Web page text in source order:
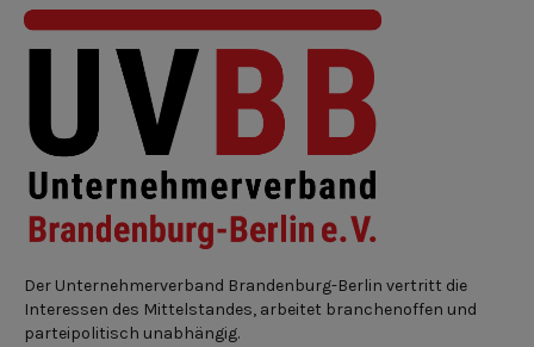
Der Unternehmerverband Brandenburg-Berlin vertritt die
Interessen des Mittelstandes, arbeitet branchenoffen und
parteipolitisch unabhängig.